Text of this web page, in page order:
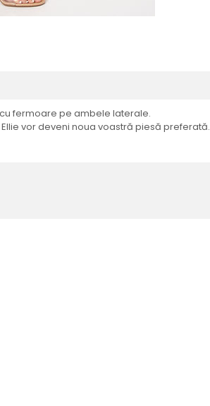
fermoare pe ambele laterale.
vor deveni noua voastră piesă preferată.